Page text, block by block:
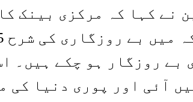
بے روزگار ہو چکے ہیں۔
آئی اور پوری دنیا کی